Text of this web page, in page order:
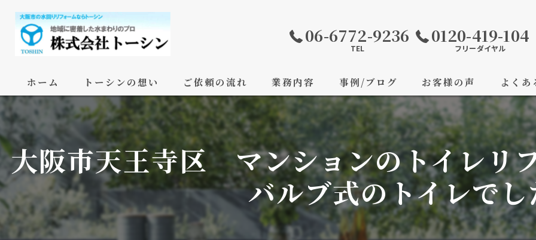
06-6772-9236
TEL
0120-419-104
フリーダイヤル
ホーム トーシンの想い ご依頼の流れ 業務内容 事例/ブログ お客様の声 よく
大阪市天王寺区 マンションのトイレリ
バルブ式のトイレでし